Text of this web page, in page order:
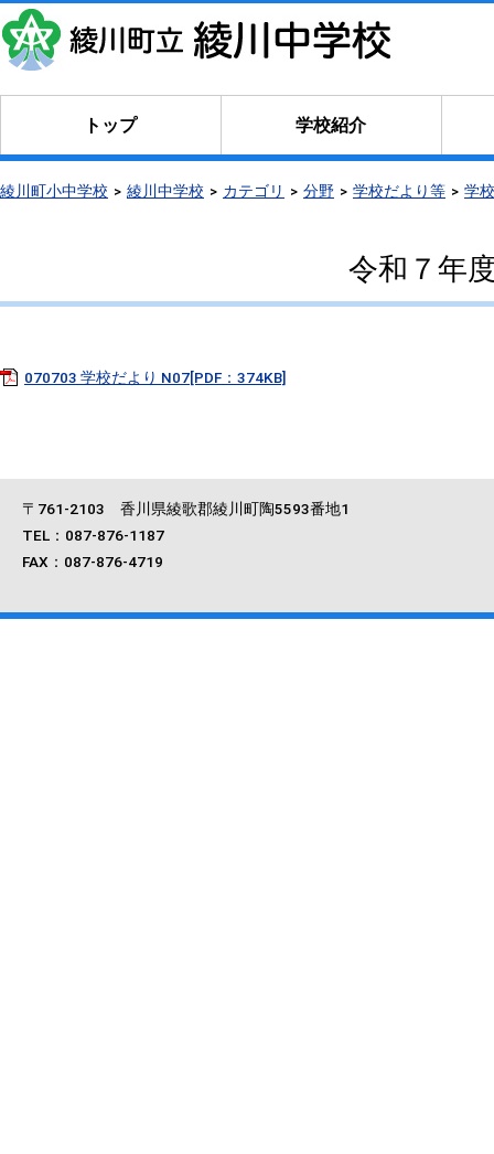
トップ 学校紹介
綾川町小中学校 綾川中学校 カテゴリ 分野 学校だより等 学
令和７年
070703 学校だより N07[PDF：374KB]
〒761‐2103 香川県綾歌郡綾川町陶5593番地1
TEL：087-876-1187
FAX：087-876-4719